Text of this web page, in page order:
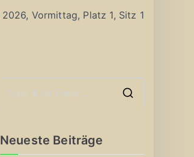
2026, Vormittag, Platz 1, Sitz 1
Neueste Beiträge